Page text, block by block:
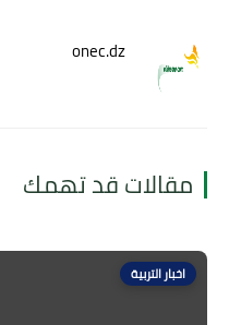
onec.dz
مقالات قد تهمك
اخبار التربية